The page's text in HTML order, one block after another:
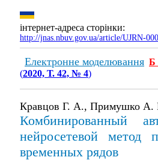
інтернет-адреса сторінки:
http://jnas.nbuv.gov.ua/article/UJRN-
Електронне моделювання Б
(2020, Т. 42, № 4)
Кравцов Г. А., Примушко
Комбинированный
нейросетевой метод
временных рядов